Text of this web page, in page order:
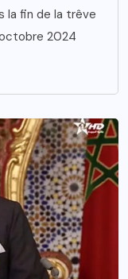
la fin de la trêve
2024